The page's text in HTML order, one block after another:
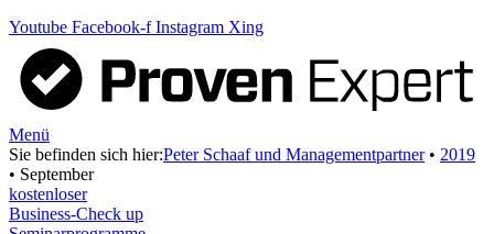
Youtube Facebook-f Instagram Xing
Menü
Sie befinden sich hier:Peter Schaaf und Managementpartner• 2019
• September
kostenloser
Business-Check up